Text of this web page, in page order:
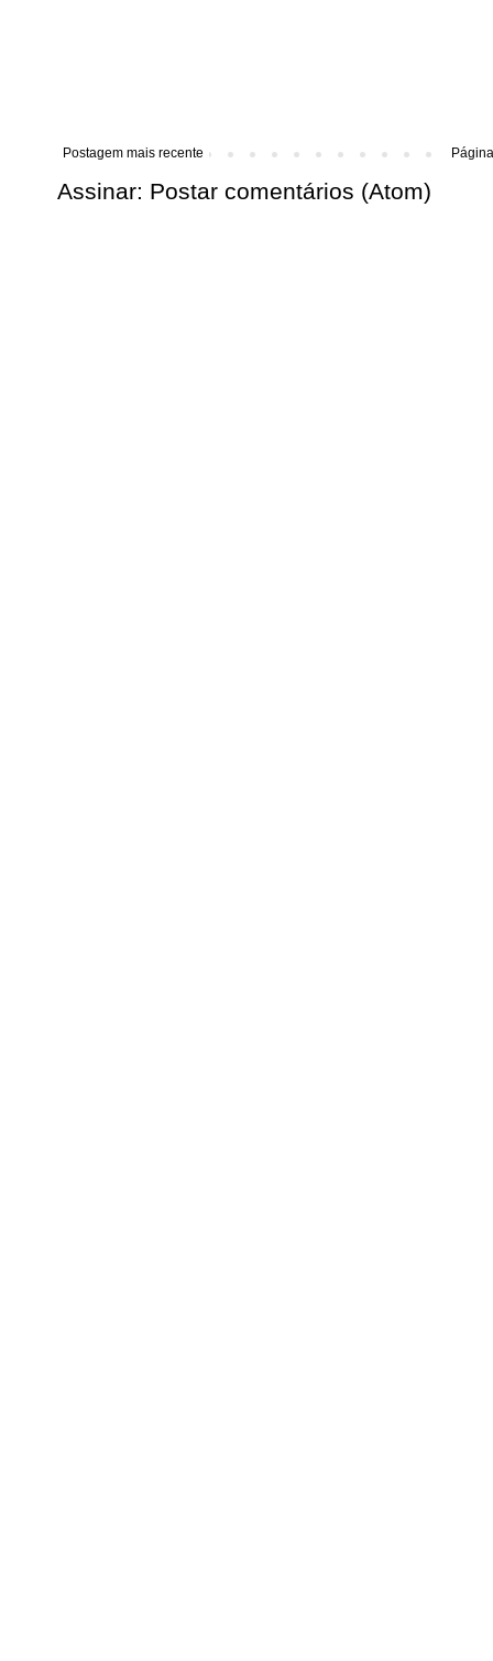
Postagem mais recente
Assinar: Postar comentários (Atom)